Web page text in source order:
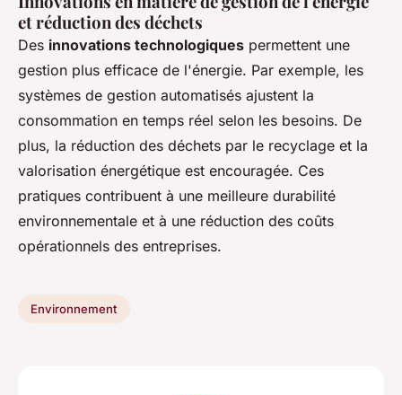
et réduction des déchets
Des innovations technologiques permettent une
gestion plus efficace de l'énergie. Par exemple, les
systèmes de gestion automatisés ajustent la
consommation en temps réel selon les besoins. De
plus, la réduction des déchets par le recyclage et la
valorisation énergétique est encouragée. Ces
pratiques contribuent à une meilleure durabilité
environnementale et à une réduction des coûts
opérationnels des entreprises.
Environnement